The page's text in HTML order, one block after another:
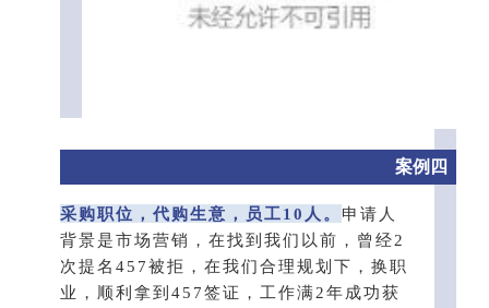
案例四
采购职位，代购生意，员工10人。 申请人
背景是市场营销，在找到我们以前，曾经2
次提名457被拒，在我们合理规划下，换职
业，顺利拿到457签证，工作满2年成功获